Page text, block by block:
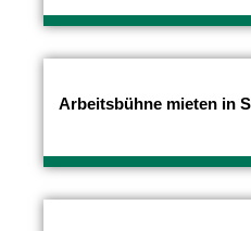
Arbeitsbühne mieten in